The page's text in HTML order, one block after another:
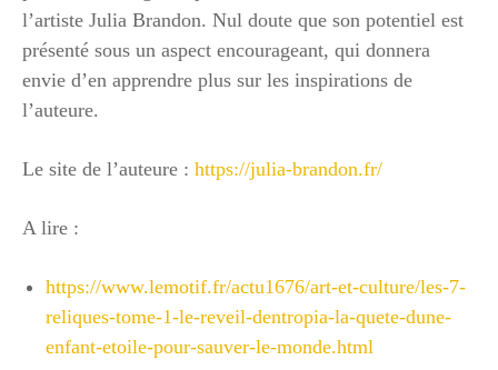
l’artiste Julia Brandon. Nul doute que son potentiel est
présenté sous un aspect encourageant, qui donnera
envie d’en apprendre plus sur les inspirations de
l’auteure.
Le site de l’auteure : https://julia-brandon.fr/
A lire :
https://www.lemotif.fr/actu1676/art-et-culture/les-7-
reliques-tome-1-le-reveil-dentropia-la-quete-dune-
enfant-etoile-pour-sauver-le-monde.html